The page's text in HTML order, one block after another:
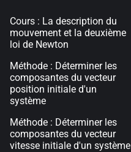
Cours : La description du
mouvement et la deuxième
loi de Newton
Méthode : Déterminer les
composantes du vecteur
position initiale d'un
système
Méthode : Déterminer les
composantes du vecteur
vitesse initiale d'un système